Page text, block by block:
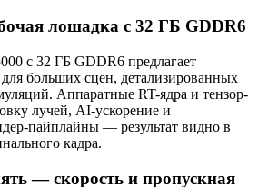
лошадка с 32 ГБ GDDR6
с 32 ГБ GDDR6 предлагает
больших сцен, детализированных
Аппаратные RT-ядра и тензор-
лучей, AI-ускорение и
пайплайны — результат видно в
кадра.
— скорость и пропускная